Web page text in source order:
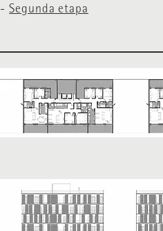
-Segunda etapa